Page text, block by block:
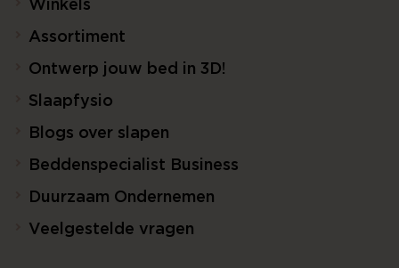
Winkels
Assortiment
Ontwerp jouw bed in 3D!
Slaapfysio
Blogs over slapen
Beddenspecialist Business
Duurzaam Ondernemen
Veelgestelde vragen